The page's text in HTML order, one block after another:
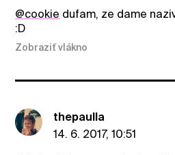
@cookie dufam, ze dame
:D
Zobraziť vlákno
thepaulla
14. 6. 2017, 10:51